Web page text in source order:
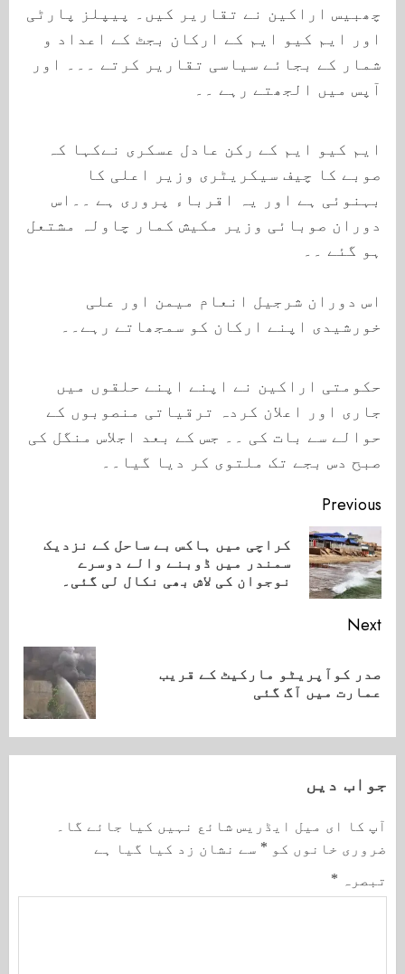
چھبیس اراکین نے تقاریر کیں۔ پیپلز پارٹی
اور ایم کیو ایم کے ارکان بجٹ کے اعداد و
شمار کے بجائے سیاسی تقاریر کرتے ۔۔۔ اور
آپس میں الجھتے رہے ۔۔
ایم کیو ایم کے رکن عادل عسکری نےکہا کہ
صوبے کا چیف سیکریٹری وزیر اعلی کا
بہنوئی ہے اور یہ اقرباء پروری ہے ۔۔اس
دوران صوبائی وزیر مکیش کمار چاولہ مشتعل
ہو گئے ۔۔
اس دوران شرجیل انعام میمن اور علی
خورشیدی اپنے ارکان کو سمجھاتے رہے۔۔
حکومتی اراکین نے اپنے اپنے حلقوں میں
جاری اور اعلان کردہ ترقیاتی منصوبوں کے
حوالے سے بات کی ۔۔ جس کے بعد اجلاس منگل کی
صبح دس بجے تک ملتوی کر دیا گیا۔۔
Continue
Reading
Previous
کراچی میں ہاکس بے ساحل کے نزدیک
سمندر میں ڈوبنے والے دوسرے
نوجوان کی لاش بھی نکال لی گئی۔
Next
Next
post:
صدر کوآپریٹو مارکیٹ کے قریب
عمارت میں آگ گئی
جواب دیں
آپ کا ای میل ایڈریس شائع نہیں کیا جائے گا۔
ضروری خانوں کو * سے نشان زد کیا گیا ہے
تبصرہ *